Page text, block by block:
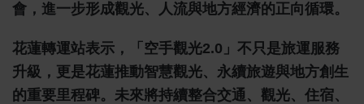
會，進一步形成觀光、人流與地方經濟的正向循環。
花蓮轉運站表示，「空手觀光2.0」不只是旅運服務
升級，更是花蓮推動智慧觀光、永續旅遊與地方創生
的重要里程碑。未來將持續整合交通、觀光、住宿、